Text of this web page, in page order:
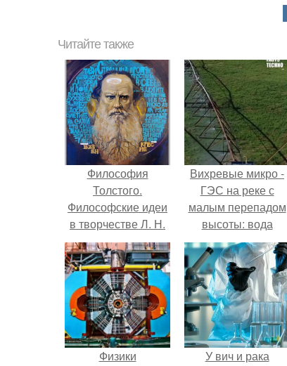
Читайте также
Философия
Толстого.
Философские идеи
в творчестве Л. Н.
Толстого.
Вихревые микро -
ГЭС на реке с
малым перепадом
высоты: вода
закручивается в
бетонной камере и
вращает
вертикальную
турбину.
Физики
У вич и рака